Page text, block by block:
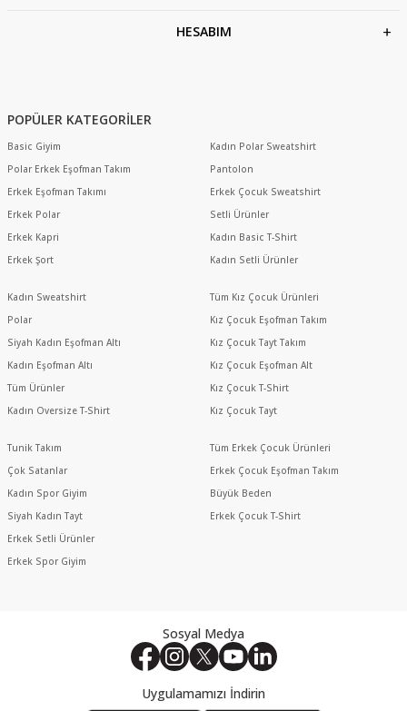
HESABIM
Sosyal Medya
Uygulamamızı İndirin
POPÜLER KATEGORİLER
Basic Giyim
Polar Erkek Eşofman Takım
Erkek Eşofman Takımı
Erkek Polar
Erkek Kapri
Erkek Şort
Kadın Sweatshirt
Polar
Siyah Kadın Eşofman Altı
Kadın Eşofman Altı
Tüm Ürünler
Kadın Oversize T-Shirt
Tunik Takım
Çok Satanlar
Kadın Spor Giyim
Siyah Kadın Tayt
Erkek Setli Ürünler
Erkek Spor Giyim
Kadın Polar Sweatshirt
Pantolon
Erkek Çocuk Sweatshirt
Setli Ürünler
Kadın Basic T-Shirt
Kadın Setli Ürünler
Tüm Kız Çocuk Ürünleri
Kız Çocuk Eşofman Takım
Kız Çocuk Tayt Takım
Kız Çocuk Eşofman Alt
Kız Çocuk T-Shirt
Kız Çocuk Tayt
Tüm Erkek Çocuk Ürünleri
Erkek Çocuk Eşofman Takım
Büyük Beden
Erkek Çocuk T-Shirt